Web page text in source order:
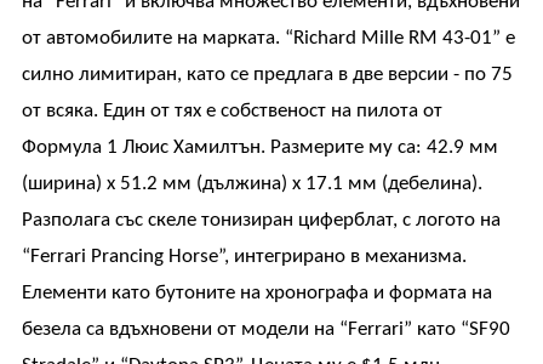
от автомобилите на марката. “Richard Mille RM 43-01” е
силно лимитиран, като се предлага в две версии - по 75
от всяка. Един от тях е собственост на пилота от
Формула 1 Люис Хамилтън. Размерите му са: 42.9 мм
(ширина) x 51.2 мм (дължина) x 17.1 мм (дебелина).
Разполага със скеле тонизиран циферблат, с логото на
“Ferrari Prancing Horse”, интегрирано в механизма.
Елементи като бутоните на хронографа и формата на
безела са вдъхновени от модели на “Ferrari” като “SF90